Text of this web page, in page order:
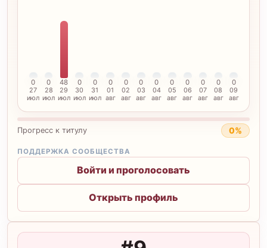
0
27
июл
0
28
июл
48
29
июл
0
30
июл
0
31
июл
0
01
авг
0
02
авг
0
03
авг
0
04
авг
0
05
авг
0
06
авг
0
07
авг
0
08
авг
0
09
авг
Прогресс к титулу 0%
ПОДДЕРЖКА СООБЩЕСТВА
Войти и проголосовать
Открыть профиль